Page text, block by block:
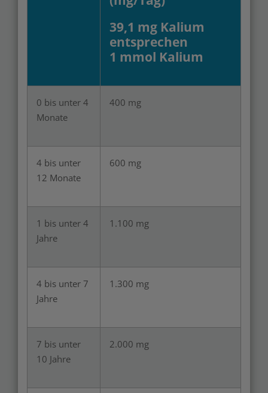
39,1 mg Kalium
entsprechen
1 mmol Kalium
0 bis unter 4
Monate
400 mg
4 bis unter
12 Monate
600 mg
1 bis unter 4
Jahre
1.100 mg
4 bis unter 7
Jahre
1.300 mg
7 bis unter
10 Jahre
2.000 mg